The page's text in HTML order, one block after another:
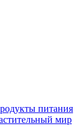
питания
мир